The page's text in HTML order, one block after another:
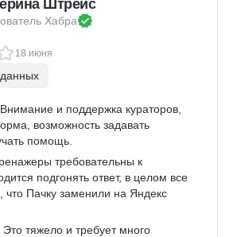
принял правильное решение.
Штрейс
Хабра
18 июня
Внимание и поддержка кураторов,
возможность задавать
помощь.
требовательны к
подгонять ответ, в целом все
Пачку заменили на Яндекс
Это тяжело и требует много